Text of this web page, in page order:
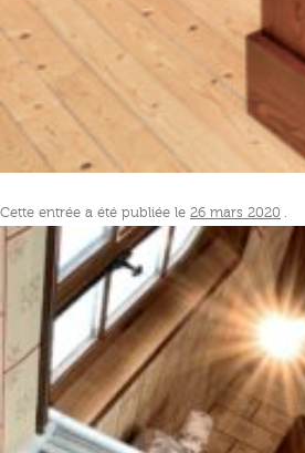
Cette entrée a été publiée le 26 mars 2020